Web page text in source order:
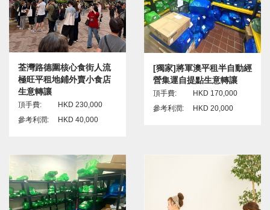
荃灣路德圍核心食街人流
極旺平租地鋪外賣小食店
生意轉讓
頂手費:
HKD 230,000
參考利潤:
HKD 40,000
[獨家]將軍澳平租半自動經
營集運自提點生意轉讓
頂手費:
HKD 170,000
參考利潤:
HKD 20,000